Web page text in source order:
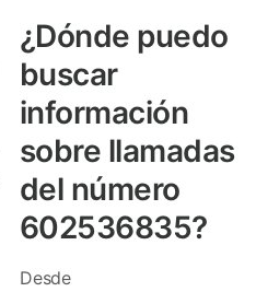
¿Dónde puedo
buscar
información
sobre llamadas
del número
602536835?
Desde